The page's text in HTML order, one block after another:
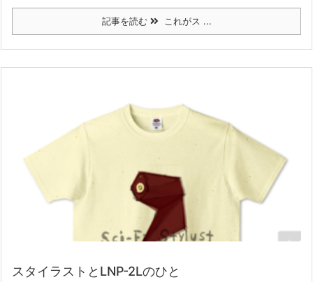
記事を読む これがス ...
スタイラストとLNP-2Lのひと